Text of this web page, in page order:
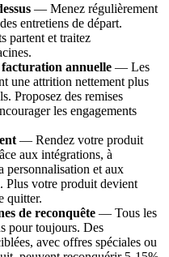
— Menez régulièrement
entretiens de départ.
partent et traitez
annuelle — Les
une attrition nettement plus
Proposez des remises
les engagements
— Rendez votre produit
aux intégrations, à
personnalisation et aux
Plus votre produit devient
quitter.
de reconquête — Tous les
pour toujours. Des
avec offres spéciales ou